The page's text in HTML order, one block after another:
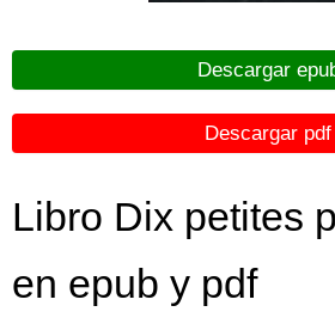
Descargar
Descargar pdf
Libro Dix petites
en epub y pdf